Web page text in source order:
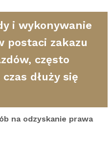
i wykonywanie
postaci zakazu
często
dłuży się
na odzyskanie prawa